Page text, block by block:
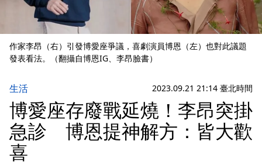
作家李昂（右）引發博愛座爭議，喜劇演員博恩（左）也對此議題
發表看法。（翻攝自博恩IG、李昂臉書）
生活 2023.09.21 21:14 臺北時間
博愛座存廢戰延燒！李昂突掛
急診 博恩提神解方：皆大歡
喜